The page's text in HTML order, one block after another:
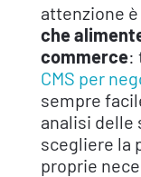
attenzione è
che
commerce:
CMS per
sempre
analisi delle
scegliere la
proprie